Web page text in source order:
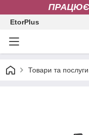
EtorPlus
Товари та послуги